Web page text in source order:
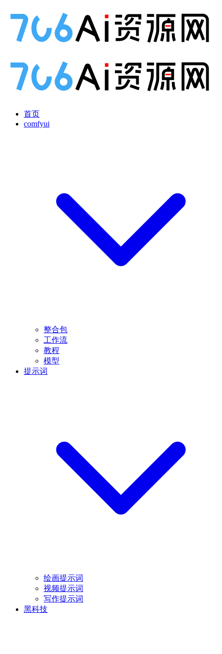
首页
comfyui
整合包
工作流
教程
模型
提示词
绘画提示词
视频提示词
写作提示词
黑科技